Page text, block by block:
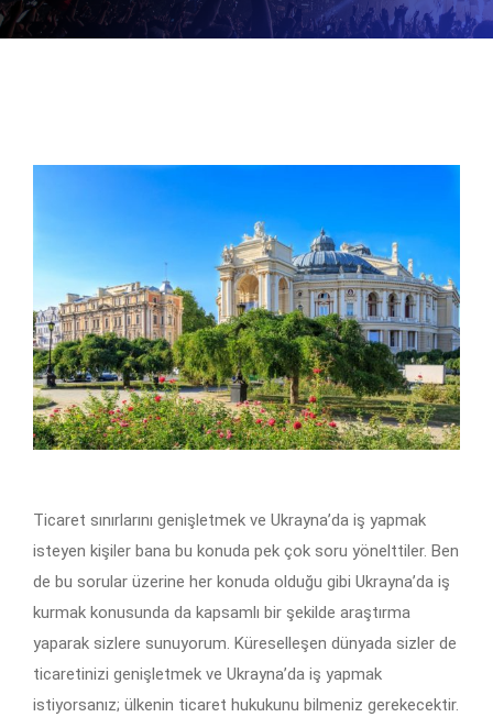
Ticaret sınırlarını genişletmek ve Ukrayna’da iş yapmak
isteyen kişiler bana bu konuda pek çok soru yönelttiler. Ben
de bu sorular üzerine her konuda olduğu gibi Ukrayna’da iş
kurmak konusunda da kapsamlı bir şekilde araştırma
yaparak sizlere sunuyorum. Küreselleşen dünyada sizler de
ticaretinizi genişletmek ve Ukrayna’da iş yapmak
istiyorsanız; ülkenin ticaret hukukunu bilmeniz gerekecektir.